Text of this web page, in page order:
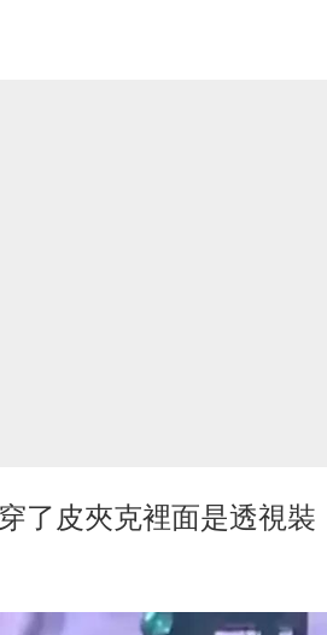
了皮夾克裡面是透視裝